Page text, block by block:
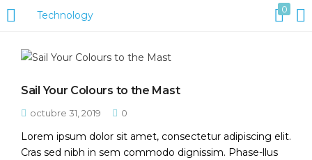
Technology 0
ACCESO
Introduzca su nombre de usuario y contraseña para iniciar
Sail Your Colours to the Mast
octubre 31, 2019 0
Lorem ipsum dolor sit amet, consectetur adipiscing elit.
Cras sed nibh in sem commodo dignissim. Phase-llus